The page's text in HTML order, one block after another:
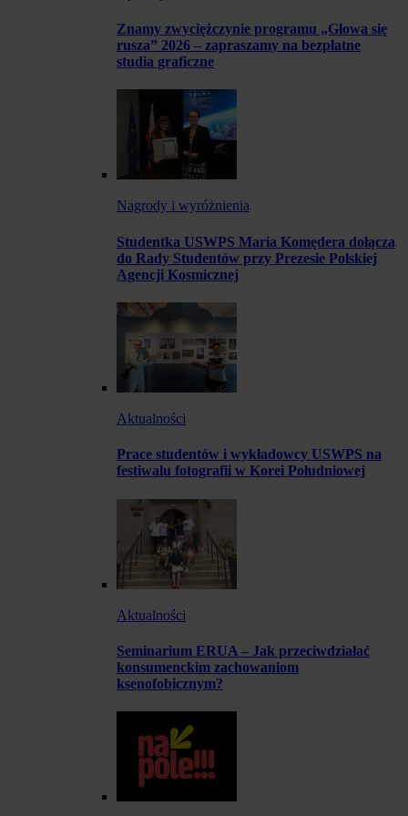
Znamy zwyciężczynie programu „Głowa się
rusza” 2026 – zapraszamy na bezpłatne
studia graficzne
Nagrody i wyróżnienia
Studentka USWPS Maria Komędera dołącza
do Rady Studentów przy Prezesie Polskiej
Agencji Kosmicznej
Aktualności
Prace studentów i wykładowcy USWPS na
festiwalu fotografii w Korei Południowej
Aktualności
Seminarium ERUA – Jak przeciwdziałać
konsumenckim zachowaniom
ksenofobicznym?